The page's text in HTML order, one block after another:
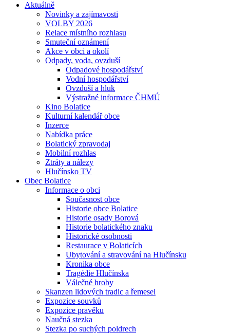
Aktuálně
Novinky a zajímavosti
VOLBY 2026
Relace místního rozhlasu
Smuteční oznámení
Akce v obci a okolí
Odpady, voda, ovzduší
Odpadové hospodářství
Vodní hospodářství
Ovzduší a hluk
Výstražné informace ČHMÚ
Kino Bolatice
Kulturní kalendář obce
Inzerce
Nabídka práce
Bolatický zpravodaj
Mobilní rozhlas
Ztráty a nálezy
Hlučínsko TV
Obec Bolatice
Informace o obci
Současnost obce
Historie obce Bolatice
Historie osady Borová
Historie bolatického znaku
Historické osobnosti
Restaurace v Bolaticích
Ubytování a stravování na Hlučínsku
Kronika obce
Tragédie Hlučínska
Válečné hroby
Skanzen lidových tradic a řemesel
Expozice souvků
Expozice pravěku
Naučná stezka
Stezka po suchých poldrech